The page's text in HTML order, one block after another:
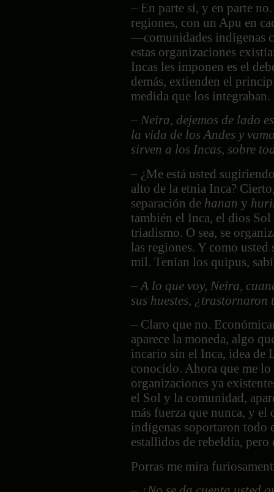
– En parte sí, y en parte
regiones, con un Apu en
—comunidades indígenas
estas organizaciones
Incas les imponen es el
demás, extienden el
medida que los
– Neira, dejemos de lado
la vida de los Andes y
sirven a los Incas, sobre
– ¿Me está usted
alto de la etnia Inca?
separación de hanan y
también el Inca, el dios
triadismo. O sea, se
las regiones. Y como
mil. Tenían los quipus,
– A lo que voy, Neira,
sus huestes,
– Claro que no.
aparece la moneda, algo
incario sin el Inca, idea de
conocido. Ahora que me lo
organizaciones ya
el Sol y la comunidad,
más fuerza que nunca, y
indígenas soportaron todo
estallidos de rebeldía,
Porras me mira